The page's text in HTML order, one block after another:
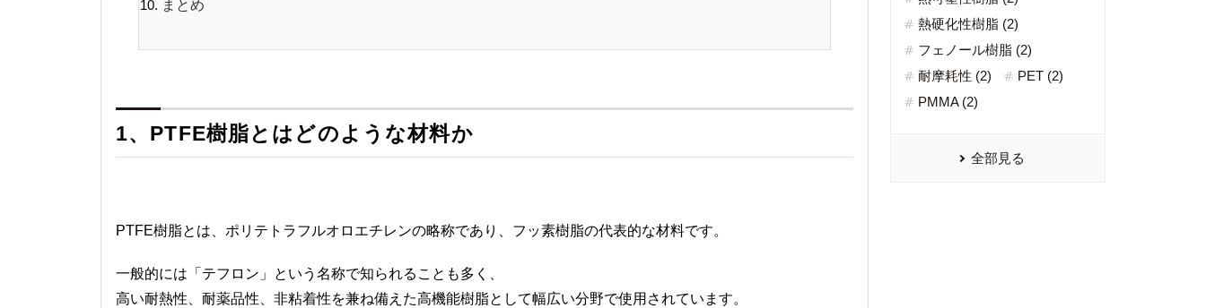
まとめ
1、PTFE樹脂とはどのような材料か
PTFE樹脂とは、ポリテトラフルオロエチレンの略称であり、フッ素樹脂の代表的な材料です。
一般的には「テフロン」という名称で知られることも多く、
高い耐熱性、耐薬品性、非粘着性を兼ね備えた高機能樹脂として幅広い分野で使用されています。
熱硬化性樹脂 (2)
フェノール樹脂 (2)
耐摩耗性 (2)
PET (2)
PMMA (2)
全部見る